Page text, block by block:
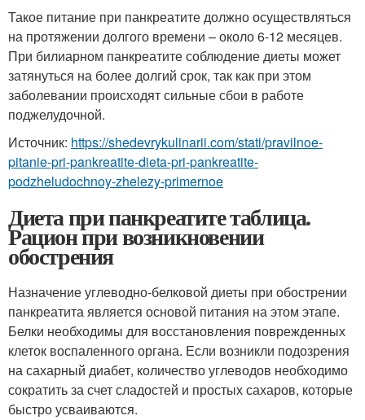
Такое питание при панкреатите должно осуществляться
на протяжении долгого времени – около 6-12 месяцев.
При билиарном панкреатите соблюдение диеты может
затянуться на более долгий срок, так как при этом
заболевании происходят сильные сбои в работе
поджелудочной.
Источник: https://shedevrykulinarii.com/stati/pravilnoe-
pitanie-pri-pankreatite-dieta-pri-pankreatite-
podzheludochnoy-zhelezy-primernoe
Диета при панкреатите таблица.
Рацион при возникновении
обострения
Назначение углеводно-белковой диеты при обострении
панкреатита является основой питания на этом этапе.
Белки необходимы для восстановления поврежденных
клеток воспаленного органа. Если возникли подозрения
на сахарный диабет, количество углеводов необходимо
сократить за счет сладостей и простых сахаров, которые
быстро усваиваются.